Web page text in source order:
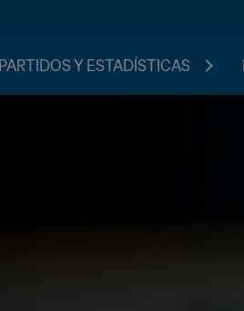
PARTIDOS Y ESTADÍSTICAS